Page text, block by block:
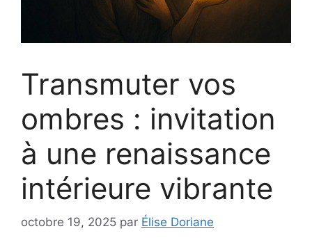
Transmuter vos
ombres : invitation
à une renaissance
intérieure vibrante
octobre 19, 2025 par Élise Doriane